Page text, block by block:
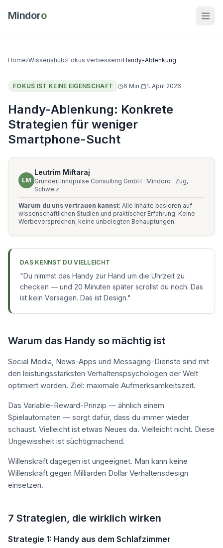
Mindoro
Home›Wissenshub›Fokus verbessern›Handy-Ablenkung
FOKUS IST KEINE EIGENSCHAFT 6 Min. 1. April 2026
Handy-Ablenkung: Konkrete
Strategien für weniger
Smartphone-Sucht
LM
Leutrim Miftaraj
Gründer, Innopulse Consulting GmbH · Mindoro · Zug,
Schweiz
Warum du uns vertrauen kannst: Alle Inhalte basieren auf
wissenschaftlichen Studien und praktischer Erfahrung. Keine
Werbeversprechen, keine unbelegten Behauptungen.
DAS KENNST DU VIELLEICHT
"Du nimmst das Handy zur Hand um die Uhrzeit zu
checken — und 20 Minuten später scrollst du noch. Das
ist kein Versagen. Das ist Design."
Warum das Handy so mächtig ist
Social Media, News-Apps und Messaging-Dienste sind mit
den leistungsstärksten Verhaltenspsychologen der Welt
optimiert worden. Ziel: maximale Aufmerksamkeitszeit.
Das Variable-Reward-Prinzip — ähnlich einem
Spielautomaten — sorgt dafür, dass du immer wieder
schaust. Vielleicht ist etwas Neues da. Vielleicht nicht. Diese
Ungewissheit ist süchtigmachend.
Willenskraft dagegen ist ungeeignet. Man kann keine
Willenskraft gegen Milliarden Dollar Verhaltensdesign
einsetzen.
7 Strategien, die wirklich wirken
Strategie 1: Handy aus dem Schlafzimmer